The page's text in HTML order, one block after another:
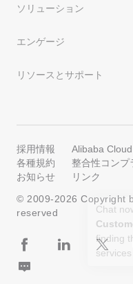
ソリューション
エンゲージ
リソースとサポート
採用情報 Alibaba
各種規約
整合性コンプ
お知らせ
リンク
© 2009-2026 Copyright
reserved